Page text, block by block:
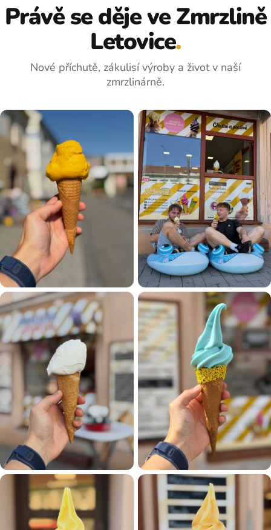
Právě se děje ve Zmrzlině
Letovice.
Nové příchutě, zákulisí výroby a život v naší
zmrzlinárně.